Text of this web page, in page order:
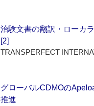
治験文書の翻訳・ローカ
[2]
TRANSPERFECT
グローバルCDMOの
推進